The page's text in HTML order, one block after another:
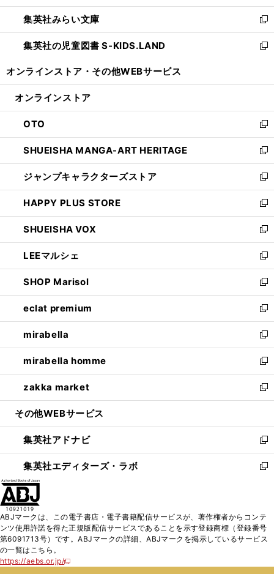
開
く
ウ
で
開
く
ン
ド
ウ
で
ウ
ィ
ン
ド
開
集英社みらい文庫
新
し
い
ン
ウ
で
開
く
集英社の児童図書 S-KIDS.LAND
新
ウ
ン
ド
ウ
で
開
く
オンラインストア・ その他WEBサービス
オンラインストア
OTO
新
し
い
ウ
ィ
ン
ド
ウ
で
開
く
SHUEISHA MANGA-ART HERITAGE
新
し
い
ウ
ィ
ン
ド
ウ
で
開
く
ジャンプキャラクターズストア
新
し
い
ウ
ィ
ン
ド
ウ
で
開
く
HAPPY PLUS STORE
新
し
い
ウ
ィ
ン
ド
ウ
で
開
く
SHUEISHA VOX
新
し
い
ウ
ィ
ン
ド
ウ
で
開
く
LEEマルシェ
新
し
い
ウ
ィ
ン
ド
ウ
で
開
く
SHOP Marisol
新
し
い
ウ
ィ
ン
ド
ウ
で
開
eclat premium
新
し
い
ウ
ィ
ン
ド
ウ
開
く
mirabella
新
し
い
ウ
ィ
ン
ウ
で
開
く
mirabella homme
新
し
い
ウ
ン
ド
ウ
で
zakka market
新
し
ウ
ィ
ン
ド
く
その他WEBサービス
集英社アドナビ
新
し
い
ド
ウ
で
集英社エディターズ・ラボ
新
ィ
ン
ド
ABJマークは、この電子書店・電子書籍配信サービスが、著作権者からコンテ
ンツ使用許諾を得た正規版配信サービスであることを示す登録商標（登録番号
第6091713号）です。ABJマークの詳細、ABJマークを掲示しているサービス
の一覧はこちら。
https://aebs.or.jp/
新